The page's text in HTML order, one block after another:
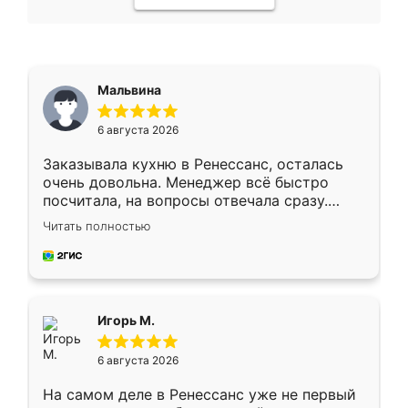
Мальвина
6 августа 2026
Заказывала кухню в Ренессанс, осталась
очень довольна. Менеджер всё быстро
посчитала, на вопросы отвечала сразу.
Замерщик приехал в субботу, подошёл к
делу со всей ответственностью. Собрали
за день, ребята работали аккуратно, даже
Читать полностью
Игорь М.
6 августа 2026
На самом деле в Ренессанс уже не первый